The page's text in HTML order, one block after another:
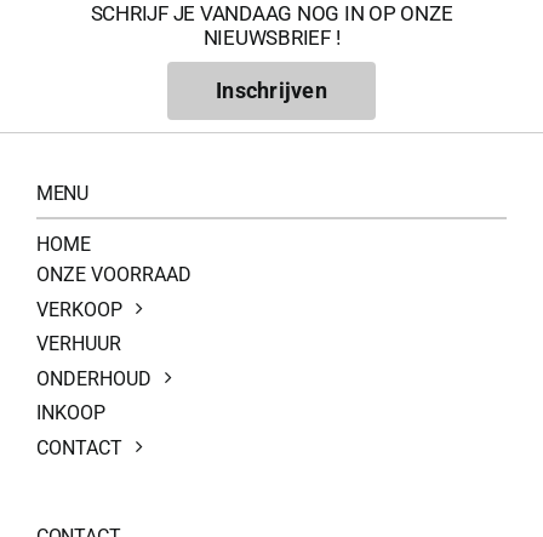
SCHRIJF JE VANDAAG NOG IN OP ONZE
NIEUWSBRIEF !
Inschrijven
MENU
HOME
ONZE VOORRAAD
VERKOOP
VERHUUR
ONDERHOUD
INKOOP
CONTACT